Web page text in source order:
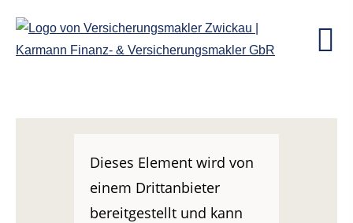
Dieses Element wird von
einem Drittanbieter
bereitgestellt und kann